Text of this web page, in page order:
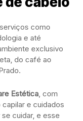
como
e até
exclusivo
do café ao
Estética, com
e cuidados
cuidar, e esse